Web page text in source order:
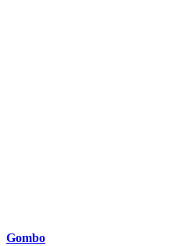
Gombo